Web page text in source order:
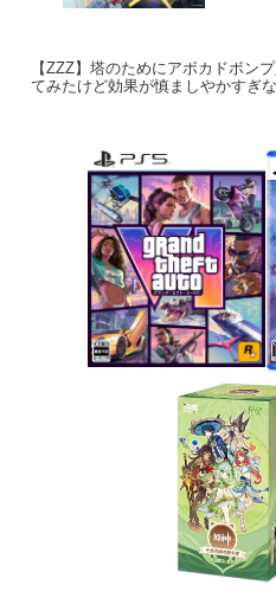
【ZZZ】塔のためにアボカドボン
てみたけど効果が慎ましやかすぎ